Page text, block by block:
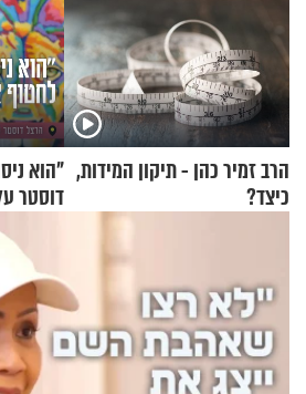
הרב זמיר כהן - תיקון המידות,
כיצד?
"הוא
דוסטר